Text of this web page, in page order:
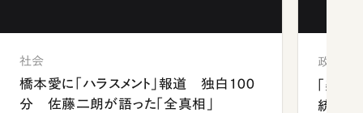
社会
橋本愛に「ハラスメント」報道 独白100
分 佐藤二朗が語った「全真相」
政治
「楽し
統領と